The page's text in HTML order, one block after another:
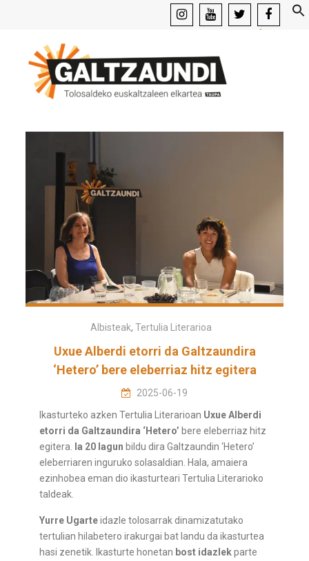
facebook
Albisteak, Tertulia Literarioa
Uxue Alberdi etorri da Galtzaundira
‘Hetero’ bere eleberriaz hitz egitera
2025-06-19
Ikasturteko azken Tertulia Literarioan Uxue Alberdi
etorri da Galtzaundira ‘Hetero’ bere eleberriaz hitz
egitera.
Ia 20 lagun bildu dira Galtzaundin ‘Hetero’
eleberriaren inguruko solasaldian. Hala, amaiera
ezinhobea eman dio ikasturteari Tertulia Literarioko
taldeak.
Yurre Ugarteidazle tolosarrak dinamizatutako
tertulian hilabetero irakurgai bat landu da ikasturtea
hasi zenetik. Ikasturte honetan bost idazlekparte